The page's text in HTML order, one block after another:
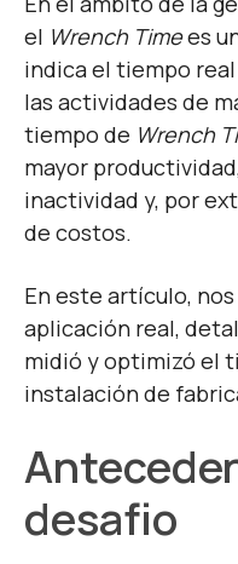
el Wrench Timees
indica el tiempo
las actividades de
tiempo de Wrench
mayor
inactividad y, por
de costos.
En este artículo,
aplicación real,
midió y optimizó el
instalación de
desafio